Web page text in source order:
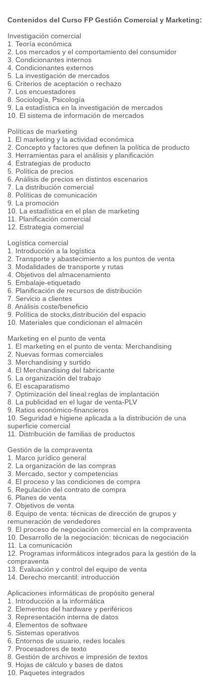
Contenidos del Curso FP Gestión Comercial y Marketing:
Investigación comercial
1. Teoría económica
2. Los mercados y el comportamiento del consumidor
3. Condicionantes internos
4. Condicionantes externos
5. La investigación de mercados
6. Criterios de aceptación o rechazo
7. Los encuestadores
8. Sociología, Psicología
9. La estadística en la investigación de mercados
10. El sistema de información de mercados
Políticas de marketing
1. El marketing y la actividad económica
2. Concepto y factores que definen la política de producto
3. Herramientas para el análisis y planificación
4. Estrategias de producto
5. Política de precios
6. Análisis de precios en distintos escenarios
7. La distribución comercial
8. Políticas de comunicación
9. La promoción
10. La estadística en el plan de marketing
11. Planificación comercial
12. Estrategia comercial
Logística comercial
1. Introducción a la logística
2. Transporte y abastecimiento a los puntos de venta
3. Modalidades de transporte y rutas
4. Objetivos del almacenamiento
5. Embalaje-etiquetado
6. Planificación de recursos de distribución
7. Servicio a clientes
8. Análisis coste/beneficio
9. Política de stocks,distribución del espacio
10. Materiales que condicionan el almacén
Marketing en el punto de venta
1. El marketing en el punto de venta: Merchandising
2. Nuevas formas comerciales
3. Merchandising y surtido
4. El Merchandising del fabricante
5. La organización del trabajo
6. El escaparatismo
7. Optimización del lineal:reglas de implantación
8. La publicidad en el lugar de venta-PLV
9. Ratios económico-financieros
10. Seguridad e higiene aplicada a la distribución de una
superficie comercial
11. Distribución de familias de productos
Gestión de la compraventa
1. Marco jurídico general
2. La organización de las compras
3. Mercado, sector y competencias
4. El proceso y las condiciones de compra
5. Regulación del contrato de compra
6. Planes de venta
7. Objetivos de venta
8. Equipo de venta: técnicas de dirección de grupos y
remuneración de vendedores
9. El proceso de negociación comercial en la compraventa
10. Desarrollo de la negociación: técnicas de negociación
11. La comunicación
12. Programas informáticos integrados para la gestión de la
compraventa
13. Evaluación y control del equipo de venta
14. Derecho mercantil: introducción
Aplicaciones informáticas de propósito general
1. Introducción a la informática
2. Elementos del hardware y periféricos
3. Representación interna de datos
4. Elementos de software
5. Sistemas operativos
6. Entornos de usuario, redes locales
7. Procesadores de texto
8. Gestión de archivos e impresión de textos
9. Hojas de cálculo y bases de datos
10. Paquetes integrados